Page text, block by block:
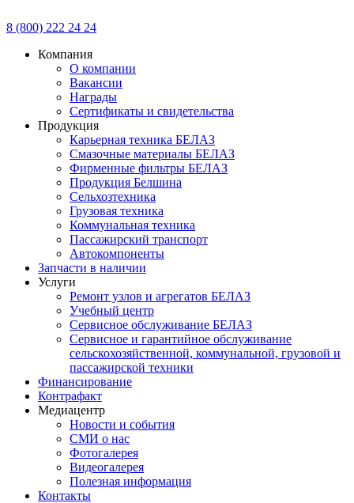
8 (800) 222 24 24
Компания
О компании
Вакансии
Награды
Сертификаты и свидетельства
Продукция
Карьерная техника БЕЛАЗ
Смазочные материалы БЕЛАЗ
Фирменные фильтры БЕЛАЗ
Продукция Белшина
Сельхозтехника
Грузовая техника
Коммунальная техника
Пассажирский транспорт
Автокомпоненты
Запчасти в наличии
Услуги
Ремонт узлов и агрегатов БЕЛАЗ
Учебный центр
Сервисное обслуживание БЕЛАЗ
Сервисное и гарантийное обслуживание
сельскохозяйственной, коммунальной, грузовой и
пассажирской техники
Финансирование
Контрафакт
Медиацентр
Новости и события
СМИ о нас
Фотогалерея
Видеогалерея
Полезная информация
Контакты